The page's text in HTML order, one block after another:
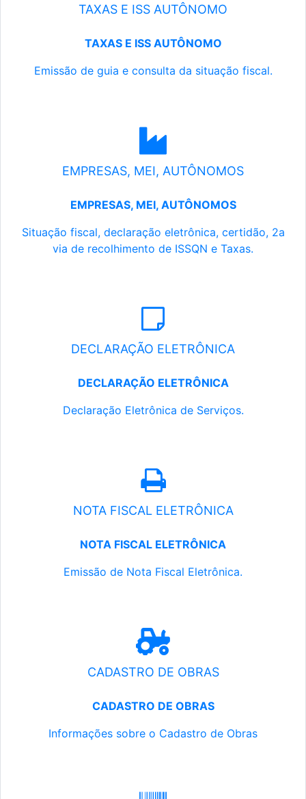
TAXAS E ISS AUTÔNOMO
TAXAS E ISS AUTÔNOMO
Emissão de guia e consulta da situação fiscal.
EMPRESAS, MEI, AUTÔNOMOS
EMPRESAS, MEI, AUTÔNOMOS
Situação fiscal, declaração eletrônica, certidão, 2a
via de recolhimento de ISSQN e Taxas.
DECLARAÇÃO ELETRÔNICA
DECLARAÇÃO ELETRÔNICA
Declaração Eletrônica de Serviços.
NOTA FISCAL ELETRÔNICA
NOTA FISCAL ELETRÔNICA
Emissão de Nota Fiscal Eletrônica.
CADASTRO DE OBRAS
CADASTRO DE OBRAS
Informações sobre o Cadastro de Obras